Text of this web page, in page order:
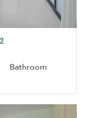
Bathroom